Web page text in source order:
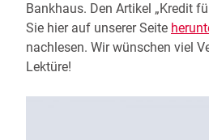
Bankhaus. Den Artikel „Kredit
Sie hier auf unserer Seite
nachlesen. Wir wünschen viel
Lektüre!